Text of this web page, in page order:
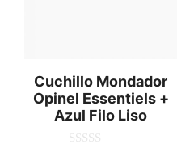
Cuchillo Mondador
Opinel Essentiels +
Azul Filo Liso